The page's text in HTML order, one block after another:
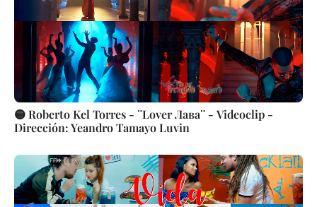
🟡 Roberto Kel Torres - ¨Lover Лава¨ - Videoclip -
Dirección: Yeandro Tamayo Luvin